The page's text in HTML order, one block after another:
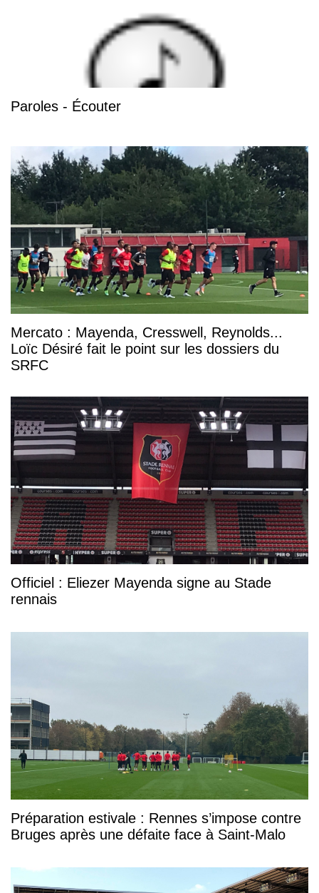
Paroles - Écouter
Mercato : Mayenda, Cresswell, Reynolds...
Loïc Désiré fait le point sur les dossiers du
SRFC
Officiel : Eliezer Mayenda signe au Stade
rennais
Préparation estivale : Rennes s’impose contre
Bruges après une défaite face à Saint-Malo